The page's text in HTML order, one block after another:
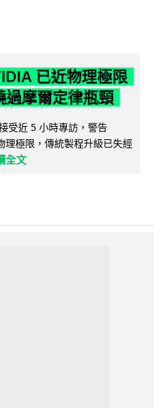
已近物理極限
過摩爾定律瓶頸
受近 5 小時專訪，警告
理極限，傳統製程升級已失經
全文